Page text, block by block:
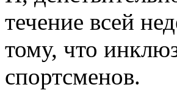
течение всей
тому, что
спортсменов.